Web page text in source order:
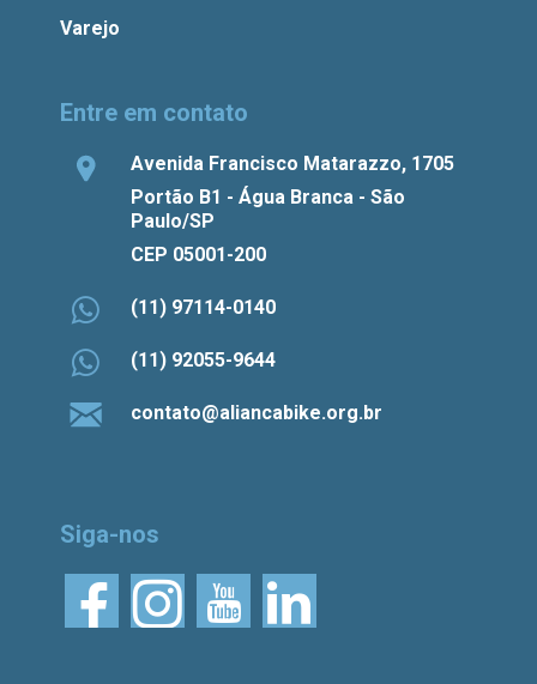
Varejo
Entre em contato
Avenida Francisco Matarazzo, 1705
Portão B1 - Água Branca - São
Paulo/SP
CEP 05001-200
(11) 97114-0140
(11) 92055-9644
contato@aliancabike.org.br
Siga-nos